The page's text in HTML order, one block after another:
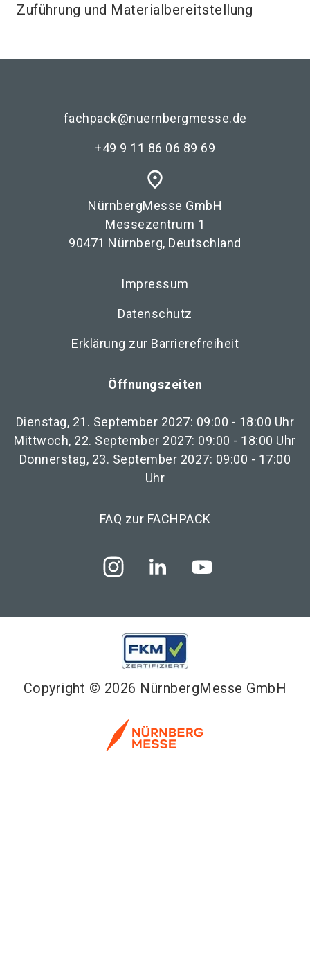
Zuführung und Materialbereitstellung
fachpack@nuernbergmesse.de
+49 9 11 86 06 89 69
place
NürnbergMesse GmbH
Messezentrum 1
90471 Nürnberg, Deutschland
Impressum
Datenschutz
Erklärung zur Barrierefreiheit
Öffnungszeiten
Dienstag, 21. September 2027: 09:00 - 18:00 Uhr
Mittwoch, 22. September 2027: 09:00 - 18:00 Uhr
Donnerstag, 23. September 2027: 09:00 - 17:00
Uhr
FAQ zur FACHPACK
Copyright © 2026 NürnbergMesse GmbH